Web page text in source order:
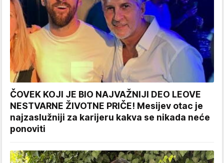
ČOVEK KOJI JE BIO NAJVAŽNIJI DEO LEOVE
NESTVARNE ŽIVOTNE PRIČE! Mesijev otac je
najzaslužniji za karijeru kakva se nikada neće
ponoviti